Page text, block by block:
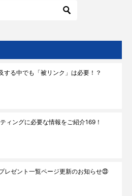
する中でも「被リンク」は必要！？
ィングに必要な情報をご紹介169！
レゼント一覧ページ更新のお知らせ㉓